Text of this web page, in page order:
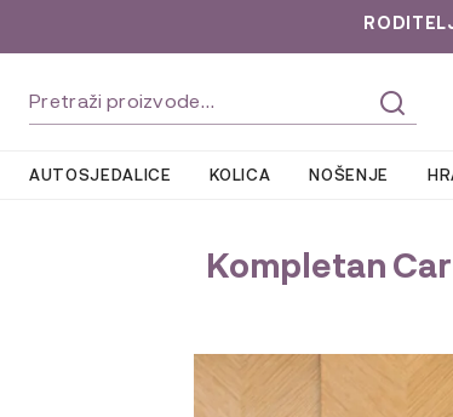
AUTOSJEDALICE KOLICA NOŠENJE
na
do
Kompletan